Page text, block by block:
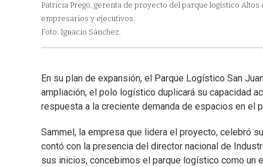
Patricia Prego, gerenta de proyecto del parque logístico
empresarios y ejecutivos.
Foto: Ignacio Sánchez.
En su plan de expansión, el Parque Logístico San
ampliación, el polo logístico duplicará su capacidad
respuesta a la creciente demanda de espacios en el
Sammel, la empresa que lidera el proyecto, celebró
contó con la presencia del director nacional de
sus inicios, concebimos el parque logístico como un